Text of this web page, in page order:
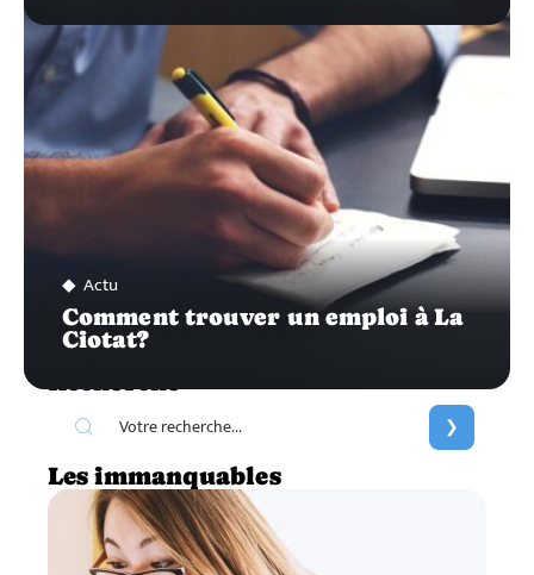
Actu
Comment trouver un emploi à La
Ciotat?
Les immanquables